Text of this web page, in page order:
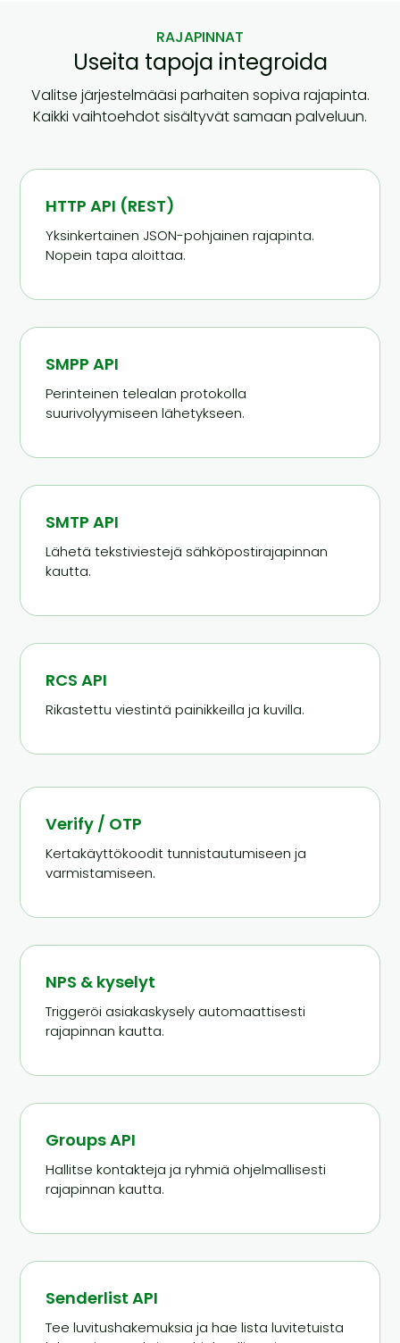
RAJAPINNAT
Useita tapoja integroida
Valitse järjestelmääsi parhaiten sopiva rajapinta.
Kaikki vaihtoehdot sisältyvät samaan palveluun.
HTTP API (REST)
Yksinkertainen JSON-pohjainen rajapinta.
Nopein tapa aloittaa.
SMPP API
Perinteinen telealan protokolla
suurivolyymiseen lähetykseen.
SMTP API
Lähetä tekstiviestejä sähköpostirajapinnan
kautta.
RCS API
Rikastettu viestintä painikkeilla ja kuvilla.
Verify / OTP
Kertakäyttökoodit tunnistautumiseen ja
varmistamiseen.
NPS & kyselyt
Triggeröi asiakaskysely automaattisesti
rajapinnan kautta.
Groups API
Hallitse kontakteja ja ryhmiä ohjelmallisesti
rajapinnan kautta.
Senderlist API
Tee luvitushakemuksia ja hae lista luvitetuista